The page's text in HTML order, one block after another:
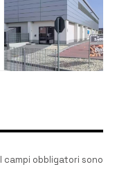
I campi obbligatori sono